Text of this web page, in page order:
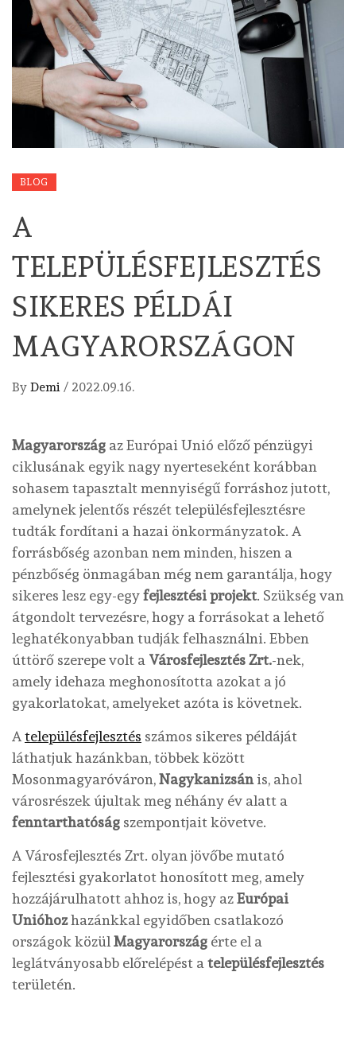
BLOG
A
TELEPÜLÉSFEJLESZTÉS
SIKERES PÉLDÁI
MAGYARORSZÁGON
By Demi / 2022.09.16.
Magyarország az Európai Unió előző pénzügyi
ciklusának egyik nagy nyerteseként korábban
sohasem tapasztalt mennyiségű forráshoz jutott,
amelynek jelentős részét településfejlesztésre
tudták fordítani a hazai önkormányzatok. A
forrásbőség azonban nem minden, hiszen a
pénzbőség önmagában még nem garantálja, hogy
sikeres lesz egy-egyfejlesztési projekt. Szükség van
átgondolt tervezésre, hogy a forrásokat a lehető
leghatékonyabban tudják felhasználni. Ebben
úttörő szerepe volt a Városfejlesztés Zrt.-nek,
amely idehaza meghonosította azokat a jó
gyakorlatokat, amelyeket azóta is követnek.
Atelepülésfejlesztés számos sikeres példáját
láthatjuk hazánkban, többek között
Mosonmagyaróváron,Nagykanizsánis, ahol
városrészek újultak meg néhány év alatt a
fenntarthatóság szempontjait követve.
A Városfejlesztés Zrt. olyan jövőbe mutató
fejlesztési gyakorlatot honosított meg, amely
hozzájárulhatott ahhoz is, hogy azEurópai
Unióhozhazánkkal egyidőben csatlakozó
országok közülMagyarország érte el a
leglátványosabb előrelépést atelepülésfejlesztés
területén.